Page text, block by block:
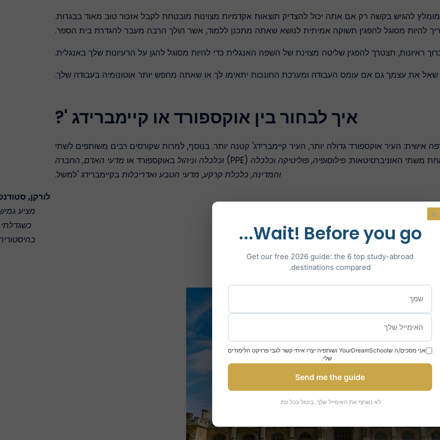
להגיש בקשה רק אם אתה יכול להצדיק תוצאות אקדמיות מצוינות מובטחת לקבל אזכור טוב מאוד בבגרות.
להיות מסוגל להפגין תשוקה אמיתית לנושא שאתה מתכנן ללמוד, אשר הולך הרבה מעבר להגדרת בית הספר.
ראיונות, תצטרך להפגין שליטה מצוינת של השפה האנגלית כדי להיות מסוגל להגן על הרעיונות שלך באנגלית.
את עצמך גם אם עומס העבודה ומערכת החונכות יתאימו לך או שאתה מחפש יותר אוטונומיה בעבודה שלך.
איך לבחור בין אוקספורד או קיימברידג '?
אישית: העיר אוקספורד גדולה יותר, העיר קיימברידג' קטנה יותר. בנוסף, למרות שקורסים רבים משותפים לשתי
משתי האוניברסיטאות: פילוסופיה, פוליטיקה וכלכלה (PPE) וכלכלה וניהול באוקספורד או מדעי האדם, החברה
והמדינה, כלכלת קרקע, מדעי הטבע ואדריכלות בקיימברידג 'למשל.
לורקן,
מציע
×
Wait! Before you go...
Get our free 2026 guide: the 6 top study-abroad
destinations compared.
אני מסכים/ה שYourDreamSchool ושותפיה יצרו איתי קשר לגבי פרויקט הלימודים
שלי.
Send me the guide
לא נשתף את האימייל שלך. ביטול בכל עת.